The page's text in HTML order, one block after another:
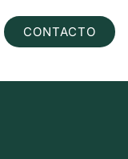
CONTACTO